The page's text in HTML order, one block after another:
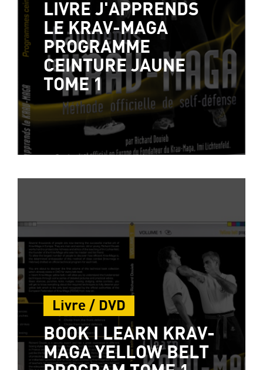
LIVRE J'APPRENDS
LE KRAV-MAGA
PROGRAMME
CEINTURE JAUNE
TOME 1
Livre / DVD
BOOK I LEARN KRAV-
MAGA YELLOW BELT